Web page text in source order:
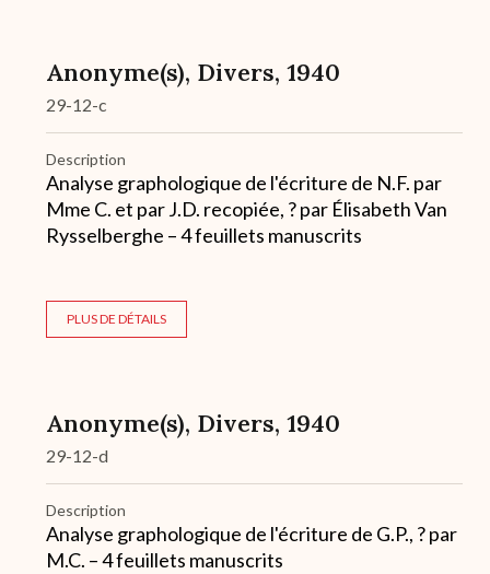
Anonyme(s), Divers, 1940
29-12-c
Description
Analyse graphologique de l'écriture de N.F. par
Mme C. et par J.D. recopiée, ? par Élisabeth Van
Rysselberghe – 4 feuillets manuscrits
PLUS DE DÉTAILS
Anonyme(s), Divers, 1940
29-12-d
Description
Analyse graphologique de l'écriture de G.P., ? par
M.C. – 4 feuillets manuscrits